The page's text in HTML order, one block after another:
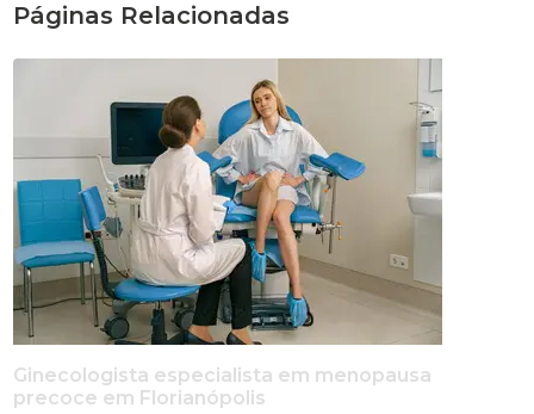
Páginas Relacionadas
Ginecologista especialista em menopausa
precoce em Florianópolis